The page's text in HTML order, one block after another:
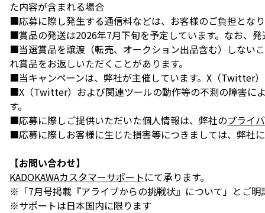
た内容が含まれる場合
■応募に際し発生する通信料などは、お客様のご負担とな
■賞品の発送は2026年7月下旬を予定しています。なお、
■当選賞品を譲渡（転売、オークション出品含む）しない
れ賞品をお返しいただくことがあります。
■当キャンペーンは、弊社が主催しています。X（Twitter
■X（Twitter）および関連ツールの動作等の不測の障害に
す。
■応募に際しご提供いただいた個人情報は、弊社のプライ
■応募に際しお客様に生じた損害等につきましては、弊社
【お問い合わせ】
KADOKAWAカスタマーサポートにて承ります。
※「7月号掲載『アライブからの挑戦状』について」とご明
※サポートは日本国内に限ります